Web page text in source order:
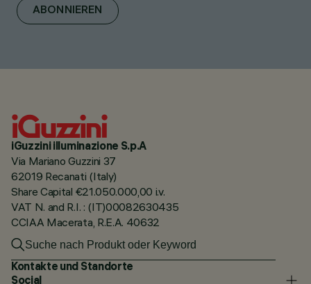
ABONNIEREN
iGuzzini illuminazione S.p.A
Via Mariano Guzzini 37
62019 Recanati (Italy)
Share Capital €21.050.000,00 i.v.
VAT N. and R.I. : (IT)00082630435
CCIAA Macerata, R.E.A. 40632
Kontakte und Standorte
Social